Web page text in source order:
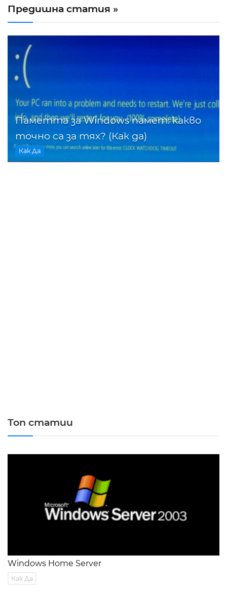
Предишна статия »
Паметта за Windows памет: какво
точно са за тях? (Как да)
Как Да
Топ статии
Windows Home Server
Как Да